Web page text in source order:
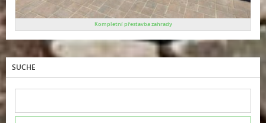
Kompletní přestavba zahrady
SUCHE